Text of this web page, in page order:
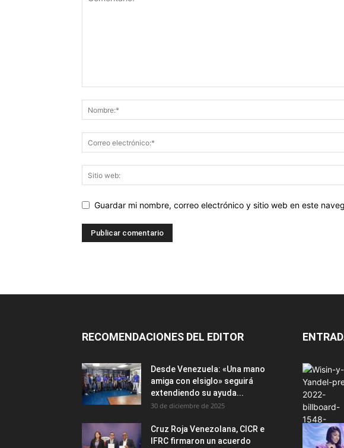
Guardar mi nombre, correo electrónico y sitio web en este
RECOMENDACIONES DEL EDITOR
Desde Venezuela: «Una mano
amiga con elsiglo» seguirá
extendiendo su ayuda...
30 de diciembre de 2025
Cruz Roja Venezolana, CICR e
IFRC firmaron un acuerdo